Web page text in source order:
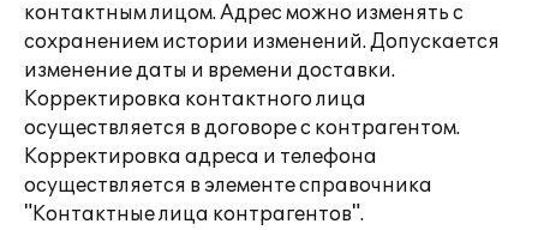
контактным лицом. Адрес можно изменять с
сохранением истории изменений. Допускается
изменение даты и времени доставки.
Корректировка контактного лица
осуществляется в договоре с контрагентом.
Корректировка адреса и телефона
осуществляется в элементе справочника
"Контактные лица контрагентов".